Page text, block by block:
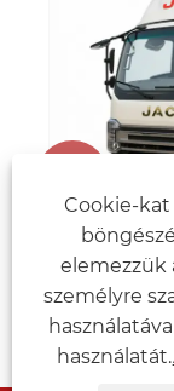
Hogyan
szállítás
Cookie-
elemezzük
személyre
használatát.